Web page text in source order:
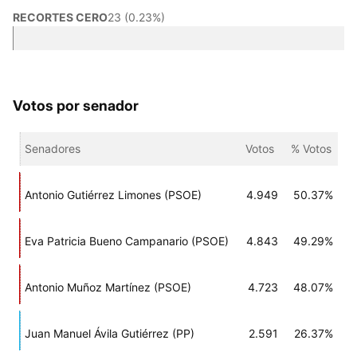
RECORTES CERO23 (0.23%)
Votos por senador
Senadores Votos % Votos
Antonio Gutiérrez Limones (PSOE) 4.949 50.37%
Eva Patricia Bueno Campanario (PSOE) 4.843 49.29%
Antonio Muñoz Martínez (PSOE) 4.723 48.07%
Juan Manuel Ávila Gutiérrez (PP) 2.591 26.37%